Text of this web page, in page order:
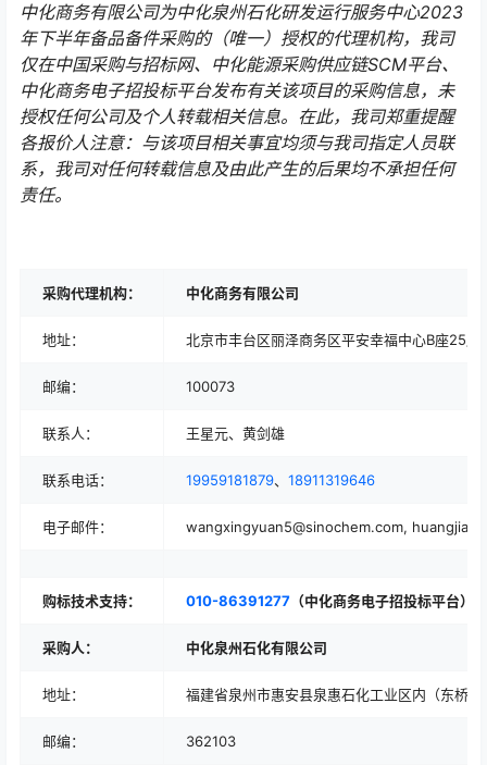
中化商务有限公司为中化泉州石化研发运行服务中心2023
年下半年备品备件采购的（唯一）授权的代理机构， 我司
仅在中国采购与招标网、中化能源采购供应链SCM平台、
中化商务电子招投标平台发布有关该项目的采购信息，未
授权任何公司及个人转载相关信息。在此，我司郑重提醒
各报价人注意：与该项目相关事宜均须与我司指定人员联
系，我司对任何转载信息及由此产生的后果均不承担任何
责任。
采购代理机构： 中化商务有限公司
地址： 北京市丰台区丽泽商务区平安幸福中心B座25层
邮编： 100073
联系人： 王星元、黄剑雄
联系电话： 19959181879、 18911319646
电子邮件： wangxingyuan5@sinochem.com,
购标技术支持： 010-86391277 （中化商务电子招投标平台）
采购人： 中化泉州石化有限公司
地址： 福建省泉州市惠安县泉惠石化工业区内（东桥镇
邮编： 362103